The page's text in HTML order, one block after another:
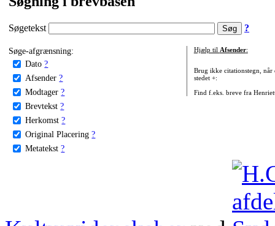
Søgetekst ?
Søge-afgrænsning:
Dato ?
Afsender ?
Modtager ?
Brevtekst ?
Herkomst ?
Original Placering ?
Metatekst ?
Hjælp til Afsender:
Brug ikke citationstegn, når
stedet +:
Find f.eks. breve fra